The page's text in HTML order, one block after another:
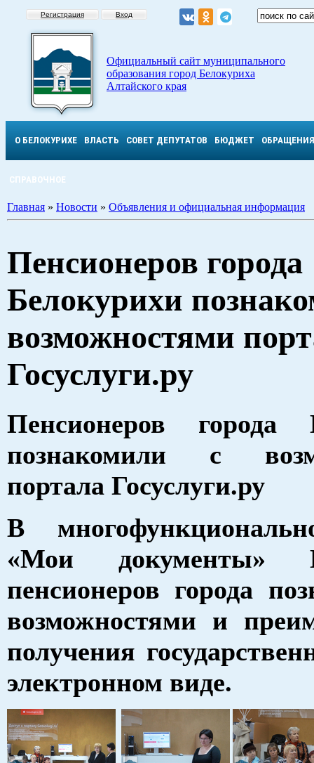
Регистрация Вход
Официальный сайт муниципального
образования город Белокуриха
Алтайского края
О БЕЛОКУРИХЕ ВЛАСТЬ СОВЕТ ДЕПУТАТОВ БЮДЖЕТ ОБРАЩЕНИЯ
СПРАВОЧНОЕ
Главная » Новости » Объявления и официальная информация
Пенсионеров города
Белокурихи
возможностями
Госуслуги.ру
Пенсионеров города
познакомили с
портала Госуслуги.ру
В
«Мои документы»
пенсионеров города
возможностями и
получения
электронном виде.